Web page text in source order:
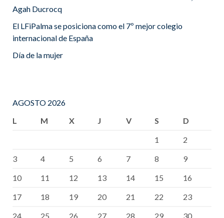
Agah Ducrocq
El LFiPalma se posiciona como el 7º mejor colegio
internacional de España
Día de la mujer
AGOSTO 2026
L
M X J V S
D
1
2
3
4 5 6 7 8
9
10
11 12 13 14 15
16
17
18 19 20 21 22
23
24
25 26 27 28 29
30